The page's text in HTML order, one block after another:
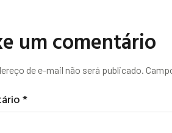
um comentário
de e-mail não será publicado.
*